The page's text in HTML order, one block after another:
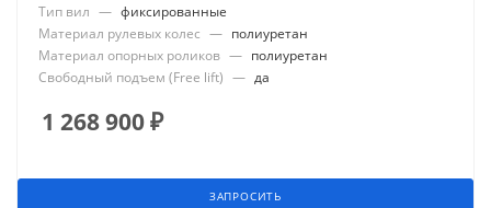
Тип вил — фиксированные
Материал рулевых колес — полиуретан
Материал опорных роликов — полиуретан
Свободный подъем (Free lift) — да
1 268 900₽
ЗАПРОСИТЬ